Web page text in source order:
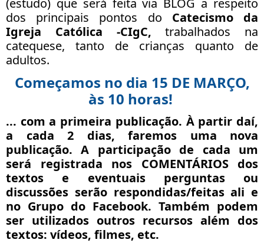
(estudo) que será feita via BLOG a respeito
dos principais pontos do Catecismo da
Igreja Católica -CIgC,trabalhados na
catequese, tanto de crianças quanto de
adultos.
Começamos no dia 15 DE MARÇO,
às 10 horas!
... com a primeira publicação. À partir daí,
a cada 2 dias, faremos uma nova
publicação. A participação de cada um
será registrada nos COMENTÁRIOS dos
textos e eventuais perguntas ou
discussões serão respondidas/feitas ali e
no Grupo do Facebook. Também podem
ser utilizados outros recursos além dos
textos: vídeos, filmes, etc.